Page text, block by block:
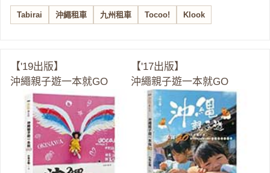
Tabirai 沖繩租車 九州租車 Tocoo! Klook
【'19出版】
沖繩親子遊一本就GO
【'17出版】
沖繩親子遊一本就GO